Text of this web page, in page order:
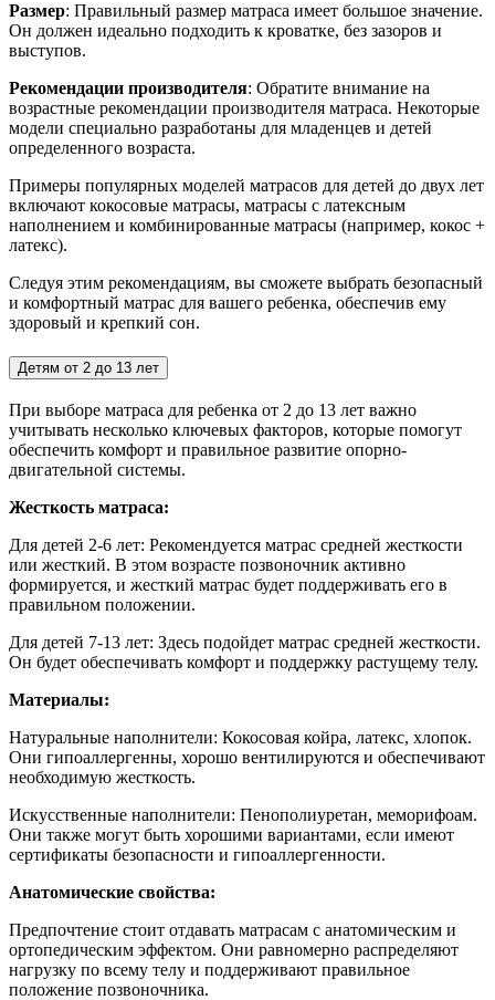
Размер: Правильный размер матраса имеет большое значение.
Он должен идеально подходить к кроватке, без зазоров и
выступов.
Рекомендации производителя: Обратите внимание на
возрастные рекомендации производителя матраса. Некоторые
модели специально разработаны для младенцев и детей
определенного возраста.
Примеры популярных моделей матрасов для детей до двух лет
включают кокосовые матрасы, матрасы с латексным
наполнением и комбинированные матрасы (например, кокос +
латекс).
Следуя этим рекомендациям, вы сможете выбрать безопасный
и комфортный матрас для вашего ребенка, обеспечив ему
здоровый и крепкий сон.
Детям от 2 до 13 лет
При выборе матраса для ребенка от 2 до 13 лет важно
учитывать несколько ключевых факторов, которые помогут
обеспечить комфорт и правильное развитие опорно-
двигательной системы.
Жесткость матраса:
Для детей 2-6 лет: Рекомендуется матрас средней жесткости
или жесткий. В этом возрасте позвоночник активно
формируется, и жесткий матрас будет поддерживать его в
правильном положении.
Для детей 7-13 лет: Здесь подойдет матрас средней жесткости.
Он будет обеспечивать комфорт и поддержку растущему телу.
Материалы:
Натуральные наполнители: Кокосовая койра, латекс, хлопок.
Они гипоаллергенны, хорошо вентилируются и обеспечивают
необходимую жесткость.
Искусственные наполнители: Пенополиуретан, меморифоам.
Они также могут быть хорошими вариантами, если имеют
сертификаты безопасности и гипоаллергенности.
Анатомические свойства:
Предпочтение стоит отдавать матрасам с анатомическим и
ортопедическим эффектом. Они равномерно распределяют
нагрузку по всему телу и поддерживают правильное
положение позвоночника.